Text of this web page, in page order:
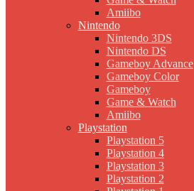
Amiibo
Nintendo
Nintendo 3DS
Nintendo DS
Gameboy Advance
Gameboy Color
Gameboy
Game & Watch
Amiibo
Playstation
Playstation 5
Playstation 4
Playstation 3
Playstation 2